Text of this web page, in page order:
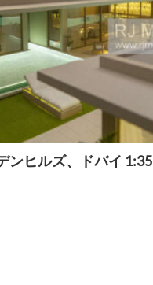
ンヒルズ、ドバイ 1:35